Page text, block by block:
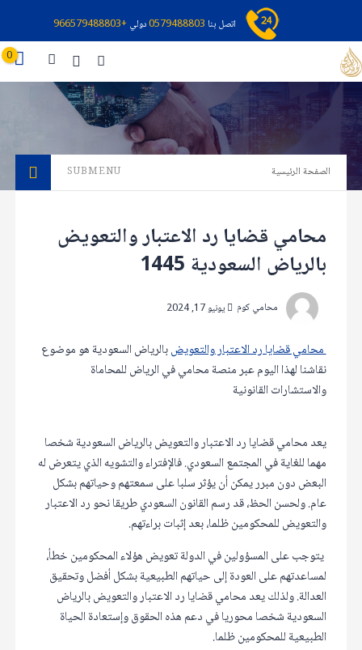
اتصل بنا 0579488803دولي+966579488803
0
الصفحة الرئيسية SUBMENU
محامي قضايا رد الاعتبار والتعويض
بالرياض السعودية 1445
محامي كوم يونيو 17, 2024
محامي قضايا رد الاعتبار والتعويضبالرياض السعودية هو موضوع
نقاشنا لهذا اليوم عبر منصة محامي في الرياض للمحاماة
والاستشارات القانونية
يعد محامي قضايا رد الاعتبار والتعويض بالرياض السعودية شخصا
مهما للغاية في المجتمع السعودي. فالإفتراء والتشويه الذي يتعرض له
البعض دون مبرر يمكن أن يؤثر سلبا على سمعتهم وحياتهم بشكل
عام. ولحسن الحظ، قد رسم القانون السعودي طريقا نحو رد الاعتبار
والتعويض للمحكومين ظلما، بعد إثبات براءتهم.
يتوجب على المسؤولين في الدولة تعويض هؤلاء المحكومين خطأ،
لمساعدتهم على العودة إلى حياتهم الطبيعية بشكل أفضل وتحقيق
العدالة. ولذلك يعد محامي قضايا رد الاعتبار والتعويض بالرياض
السعودية شخصا محوريا في دعم هذه الحقوق وإستعادة الحياة
الطبيعية للمحكومين ظلما.